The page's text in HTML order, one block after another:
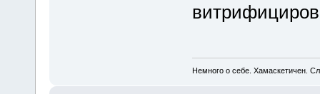
Немного о себе. Хамаскетичен.